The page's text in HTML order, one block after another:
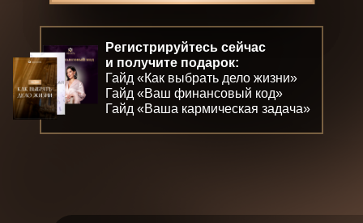
Регистрируйтесь сейчас
и получите подарок:
Гайд «Как выбрать дело жизни»
Гайд «Ваш финансовый код»
Гайд «Ваша кармическая задача»